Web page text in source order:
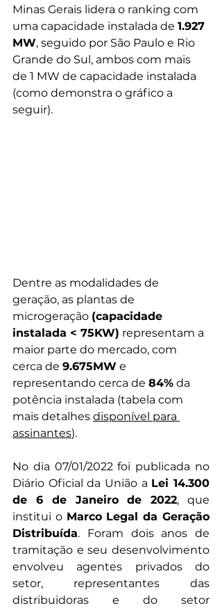
Minas Gerais lidera o ranking com
uma capacidade instalada de 1.927
MW, seguido por São Paulo e Rio
Grande do Sul, ambos com mais
de 1 MW de capacidade instalada
(como demonstra o gráfico a
seguir).
Dentre as modalidades de
geração, as plantas de
microgeração (capacidade
instalada < 75KW) representam a
maior parte do mercado, com
cerca de 9.675MW e
representando cerca de 84% da
potência instalada (tabela com
mais detalhes disponível para
assinantes).
No dia 07/01/2022 foi publicada no
Diário Oficial da União a Lei 14.300
de 6 de Janeiro de 2022, que
institui o Marco Legal da Geração
Distribuída. Foram dois anos de
tramitação e seu desenvolvimento
envolveu agentes privados do
setor, representantes das
distribuidoras e do setor